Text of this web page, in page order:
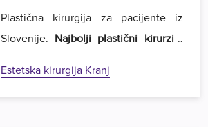
Plastična kirurgija za pacijente iz
Slovenije. Najbolji plastični kirurzi i
Dobrodošli u Estetsku kirurgiju Royal
u Beogradu.
Estetska kirurgija Kranj